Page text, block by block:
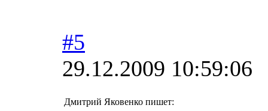
#5
29.12.2009 10:59:06
Дмитрий Яковенко пишет: